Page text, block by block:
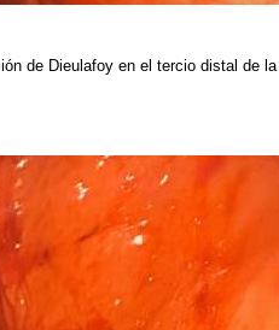
de Dieulafoy en el tercio distal de